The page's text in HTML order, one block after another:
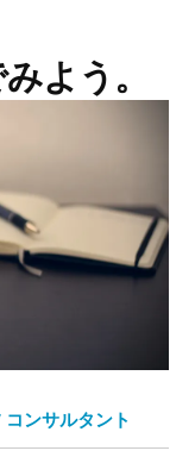
よう。
コンサルタント